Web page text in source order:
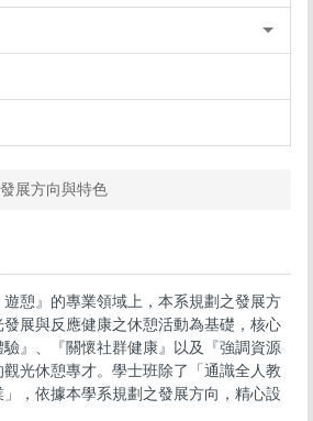
發展方向與特色
』的專業領域上，本系規劃之發展方
展與反應健康之休憩活動為基礎，核心
』、『關懷社群健康』以及『強調資源
光休憩專才。學士班除了「通識全人教
，依據本學系規劃之發展方向，精心設